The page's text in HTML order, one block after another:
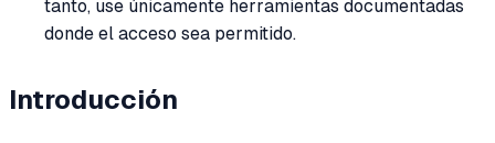
tanto, use únicamente herramientas documentadas
donde el acceso sea permitido.
Introducción